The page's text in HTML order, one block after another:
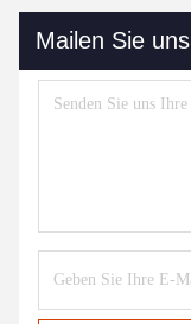
Mailen Sie